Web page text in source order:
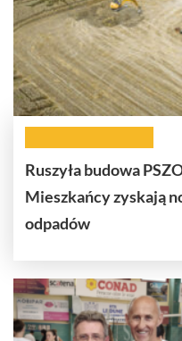
Ruszyła budowa
Mieszkańcy zyskają
odpadów